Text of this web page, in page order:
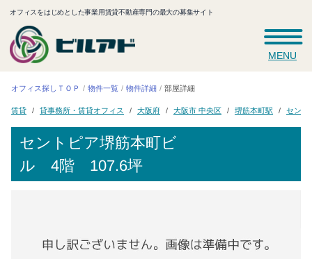
オフィスをはじめとした事業用賃貸不動産専門の最大の募集サイト
MENU
オフィス探しＴＯＰ 物件一覧 物件詳細 部屋詳細
賃貸 貸事務所・賃貸オフィス 大阪府 大阪市 中央区 堺筋本町駅 セント
セントピア堺筋本町ビ
ル 4階 107.6坪